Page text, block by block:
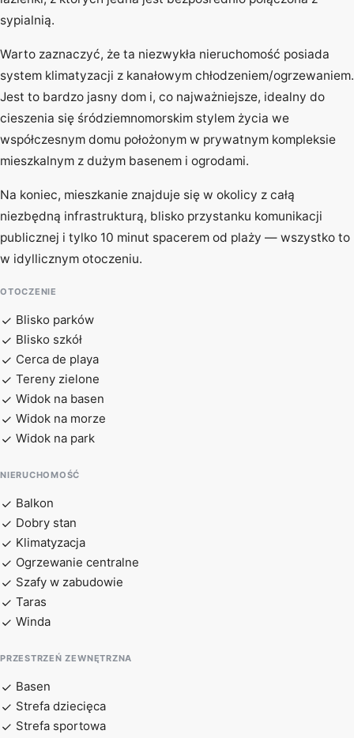
sypialnią.
Warto zaznaczyć, że ta niezwykła nieruchomość posiada
system klimatyzacji z kanałowym chłodzeniem/ogrzewaniem.
Jest to bardzo jasny dom i, co najważniejsze, idealny do
cieszenia się śródziemnomorskim stylem życia we
współczesnym domu położonym w prywatnym kompleksie
mieszkalnym z dużym basenem i ogrodami.
Na koniec, mieszkanie znajduje się w okolicy z całą
niezbędną infrastrukturą, blisko przystanku komunikacji
publicznej i tylko 10 minut spacerem od plaży — wszystko to
w idyllicznym otoczeniu.
OTOCZENIE
Blisko parków
Blisko szkół
Cerca de playa
Tereny zielone
Widok na basen
Widok na morze
Widok na park
NIERUCHOMOŚĆ
Balkon
Dobry stan
Klimatyzacja
Ogrzewanie centralne
Szafy w zabudowie
Taras
Winda
PRZESTRZEŃ ZEWNĘTRZNA
Basen
Strefa dziecięca
Strefa sportowa